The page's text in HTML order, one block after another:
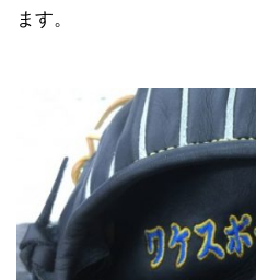
ます。